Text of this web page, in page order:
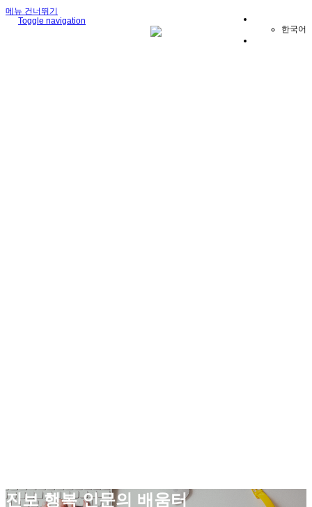
메뉴 건너뛰기
Toggle navigation
한국어
진보 행복 인문의 배움터